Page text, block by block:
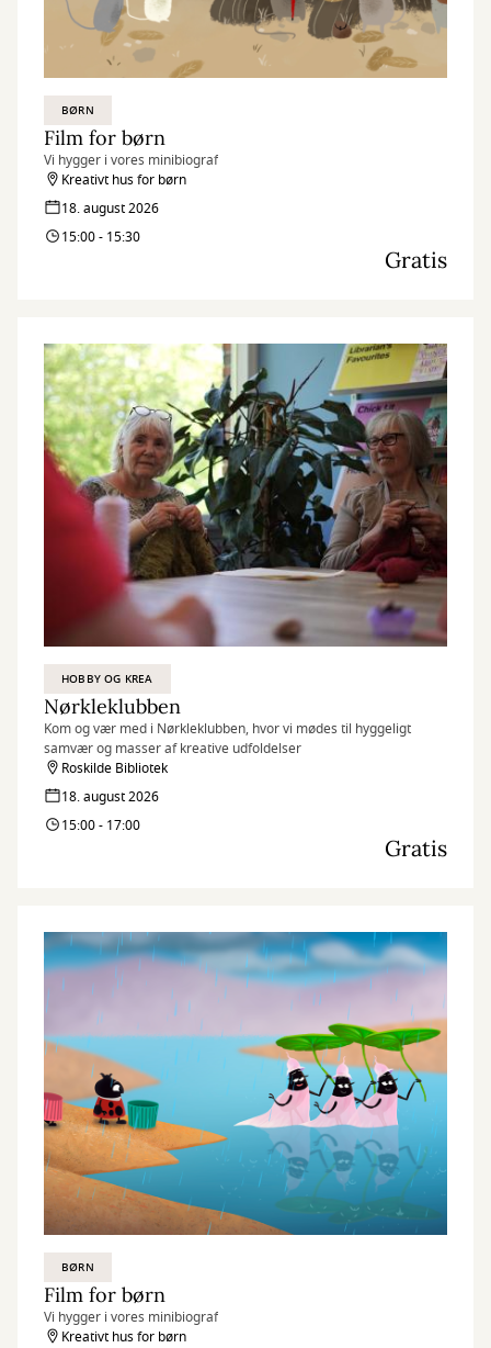
BØRN
Film for børn
Vi hygger i vores minibiograf
Kreativt hus for børn
18. august 2026
15:00 - 15:30
Gratis
HOBBY OG KREA
Nørkleklubben
Kom og vær med i Nørkleklubben, hvor vi mødes til hyggeligt
samvær og masser af kreative udfoldelser
Roskilde Bibliotek
18. august 2026
15:00 - 17:00
Gratis
BØRN
Film for børn
Vi hygger i vores minibiograf
Kreativt hus for børn